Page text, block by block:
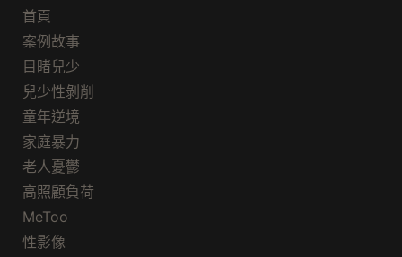
首頁
案例故事
目睹兒少
兒少性剝削
童年逆境
家庭暴力
老人憂鬱
高照顧負荷
MeToo
性影像